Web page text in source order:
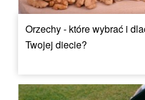
Orzechy - które wybrać i
Twojej diecie?